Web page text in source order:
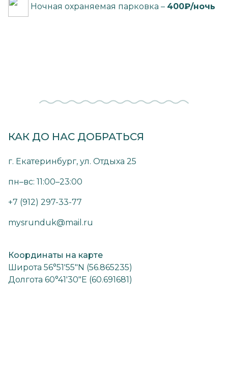
Ночная охраняемая парковка – 400₽/ночь
КАК ДО НАС ДОБРАТЬСЯ
г. Екатеринбург, ул. Отдыха 25
пн–вс: 11:00–23:00
+7 (912) 297-33-77
mysrunduk@mail.ru
Координаты на карте
Широта 56°51′55″N (56.865235)
Долгота 60°41′30″E (60.691681)